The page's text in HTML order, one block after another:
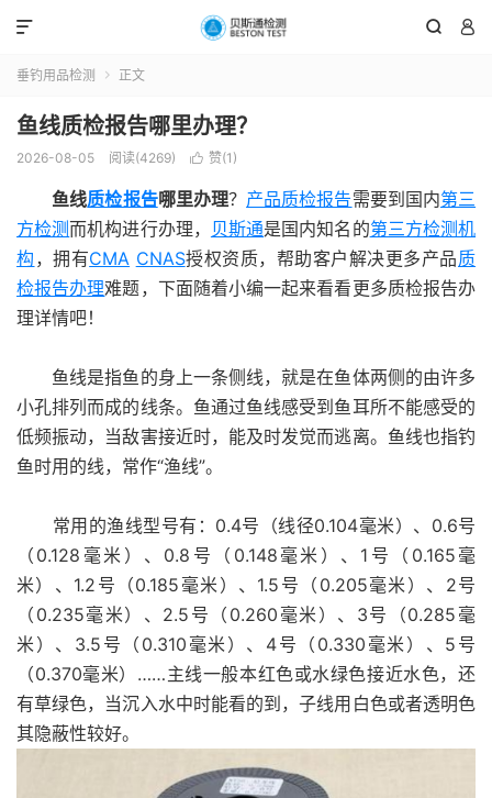
 

垂钓用品检测  正文
鱼线质检报告哪里办理？
2026-08-05 阅读(4269)  赞(1 )
鱼线质检报告哪里办理？ 产品质检报告需要到国内第三
方检测而机构进行办理， 贝斯通是国内知名的第三方检测机
构 ，拥有CMA CNAS授权资质，帮助客户解决更多产品质
检报告办理难题，下面随着小编一起来看看更多质检报告办
理详情吧！
鱼线是指鱼的身上一条侧线，就是在鱼体两侧的由许多
小孔排列而成的线条。鱼通过鱼线感受到鱼耳所不能感受的
低频振动，当敌害接近时，能及时发觉而逃离。鱼线也指钓
鱼时用的线，常作“渔线”。
常用的渔线型号有：0.4号（线径0.104毫米）、0.6号
（0.128毫米）、0.8号（0.148毫米）、1号（0.165毫
米）、1.2号（0.185毫米）、1.5号（0.205毫米）、2号
（0.235毫米）、2.5号（0.260毫米）、3号（0.285毫
米）、3.5号（0.310毫米）、4号（0.330毫米）、5号
（0.370毫米）……主线一般本红色或水绿色接近水色，还
有草绿色，当沉入水中时能看的到，子线用白色或者透明色
其隐蔽性较好。